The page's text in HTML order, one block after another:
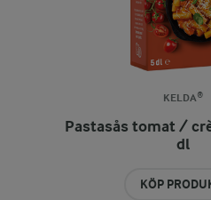
KELDA®
Pastasås tomat /
dl
KÖP